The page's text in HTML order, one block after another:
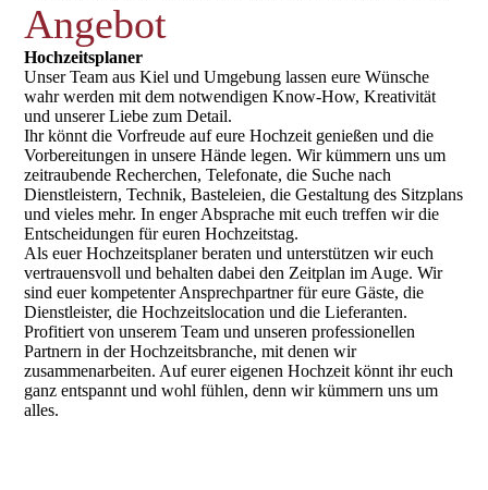
Angebot
Hochzeitsplaner
Unser Team aus Kiel und Umgebung lassen eure Wünsche
wahr werden mit dem notwendigen Know-How, Kreativität
und unserer Liebe zum Detail.
Ihr könnt die Vorfreude auf eure Hochzeit genießen und die
Vorbereitungen in unsere Hände legen. Wir kümmern uns um
zeitraubende Recherchen, Telefonate, die Suche nach
Dienstleistern, Technik, Basteleien, die Gestaltung des Sitzplans
und vieles mehr. In enger Absprache mit euch treffen wir die
Entscheidungen für euren Hochzeitstag.
Als euer Hochzeitsplaner beraten und unterstützen wir euch
vertrauensvoll und behalten dabei den Zeitplan im Auge. Wir
sind euer kompetenter Ansprechpartner für eure Gäste, die
Dienstleister, die Hochzeitslocation und die Lieferanten.
Profitiert von unserem Team und unseren professionellen
Partnern in der Hochzeitsbranche, mit denen wir
zusammenarbeiten. Auf eurer eigenen Hochzeit könnt ihr euch
ganz entspannt und wohl fühlen, denn wir kümmern uns um
alles.